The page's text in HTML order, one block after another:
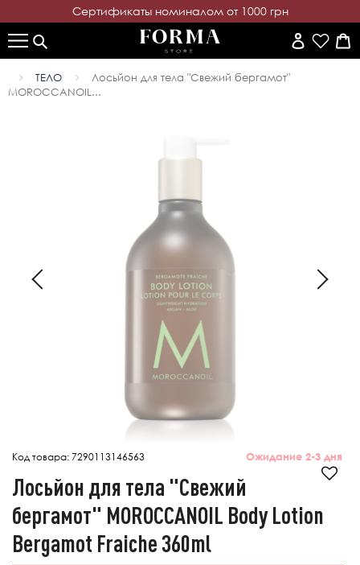
Cертификаты номиналом от 1000 грн
ТЕЛО
Лосьйон для тела "Свежий бергамот"
MОROCCANOIL...
Код товара:7290113146563 Ожидание 2-3 дня
Лосьйон для тела "Свежий
бергамот" MОROCCANOIL Body Lotion
Bergamot Fraiche 360ml